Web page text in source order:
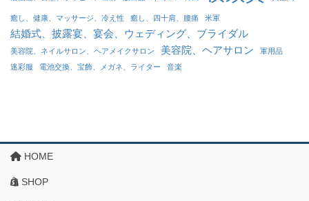
癒し、健康、マッサージ、冷え性 癒し、四十肩、腰痛 米軍
結婚式、披露宴、宴会、ウェディング、ブライダル
美容院、ネイルサロン、ヘアメイクサロン 美容院、ヘアサロン
軍用品
迷彩服
電池交換、宝飾、メガネ、ライター 音楽
HOME
SHOP